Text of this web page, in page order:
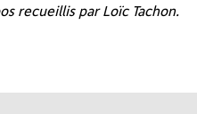
recueillis par Loïc Tachon.